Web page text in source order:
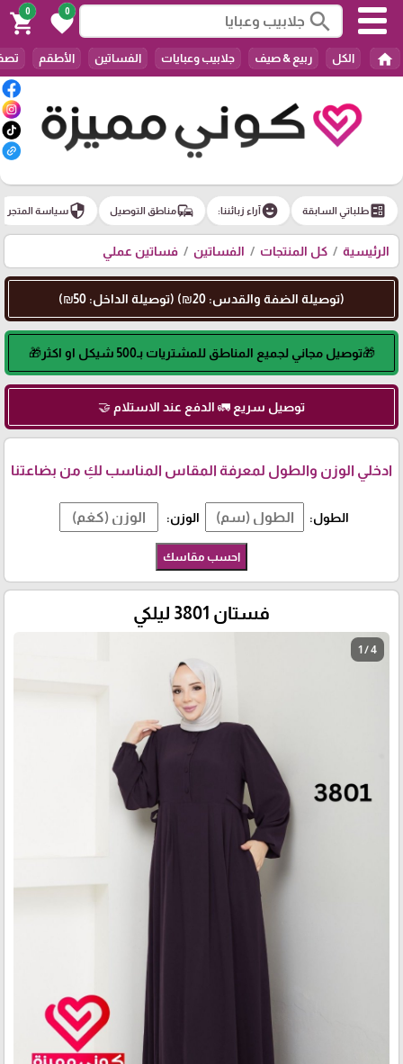
search
0
favorite
0
shopping_cart
home الكل ربيع & صيف جلابيب وعبايات الفساتين الأطقم
ballotطلباتي السابقة emoji_emotionsآراء زبائننا: commuteمناطق التوصيل securityسياسة المتجر
الرئيسية كل المنتجات الفساتين فساتين عملي
(توصيلة الضفة والقدس: 20₪) (توصيلة الداخل: 50₪)
🎁توصيل مجاني لجميع المناطق للمشتريات بـ500 شيكل او اكثر🎁
توصيل سريع 🚛 الدفع عند الاستلام 🤝
ادخلي الوزن والطول لمعرفة المقاس المناسب لكِ من بضاعتنا
الطول: الوزن:
احسب مقاسك
فستان 3801 ليلكي
1 / 4